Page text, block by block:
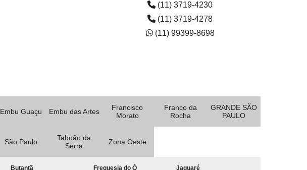
(11) 3719-4230
(11) 3719-4278
(11) 99399-8698
Embu Guaçu Embu das Artes
Francisco
Morato
Franco da
Rocha
GRANDE SÃO
PAULO
São Paulo
Taboão da
Serra
Zona Oeste
Butantã Freguesia do Ó Jaguaré